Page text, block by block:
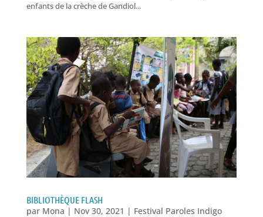
enfants de la crèche de Gandiol...
BIBLIOTHÈQUE FLASH
par Mona | Nov 30, 2021 | Festival Paroles Indigo